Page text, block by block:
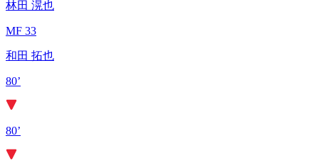
林田 滉也
MF 33
和田 拓也
80’
80’